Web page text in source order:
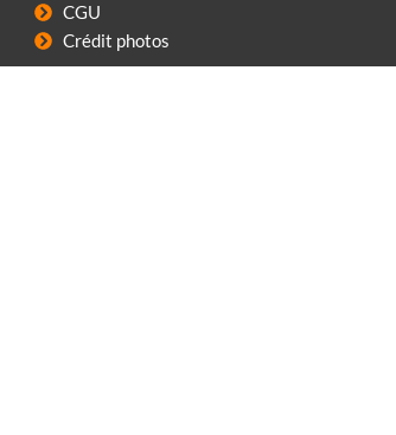
CGU
Crédit photos